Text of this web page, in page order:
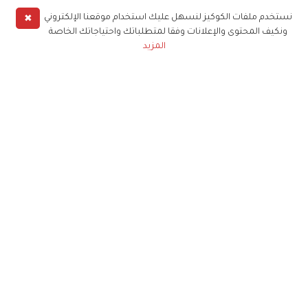
✖
نستخدم ملفات الكوكيز لنسهل عليك استخدام موقعنا الإلكتروني
ونكيف المحتوى والإعلانات وفقا لمتطلباتك واحتياجاتك الخاصة
المزيد